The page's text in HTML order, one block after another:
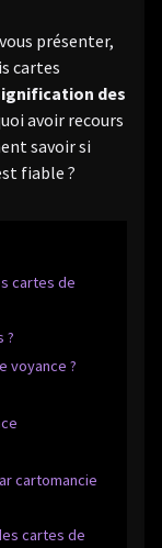
présenter,
cartes
des
avoir recours
savoir si
fiable ?
cartes de
?
voyance ?
cartomancie
cartes de